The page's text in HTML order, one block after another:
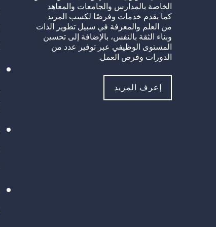
الخاصة بالمدارس والجامعات والمعاهد
كما يقدم خدمات وفرصًا لكسب المزيد
من العلم والمعرفة في سبيل تطوير الذات
وبناء الثقة بالنفس، بالإضافة إلى تحسين
المستوى الوظيفي عبر توفير عدد من
الدورات وفرص العمل.
إعرف المزيد